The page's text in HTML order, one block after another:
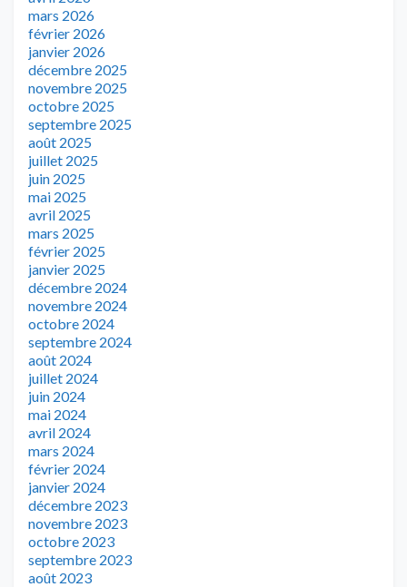
mars 2026
février 2026
janvier 2026
décembre 2025
novembre 2025
octobre 2025
septembre 2025
août 2025
juillet 2025
juin 2025
mai 2025
avril 2025
mars 2025
février 2025
janvier 2025
décembre 2024
novembre 2024
octobre 2024
septembre 2024
août 2024
juillet 2024
juin 2024
mai 2024
avril 2024
mars 2024
février 2024
janvier 2024
décembre 2023
novembre 2023
octobre 2023
septembre 2023
août 2023